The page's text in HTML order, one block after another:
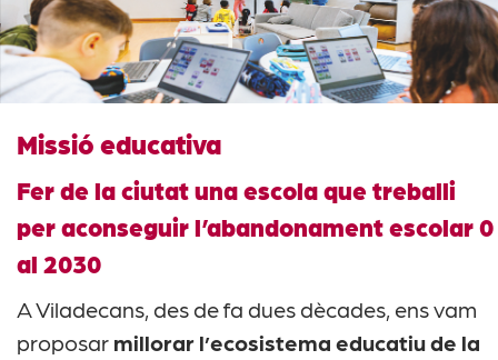
Missió educativa
Fer de la ciutat una escola que treballi
per aconseguir l’abandonament escolar 0
al 2030
A Viladecans, des de fa dues dècades, ens vam
proposar millorar l’ecosistema educatiu de la